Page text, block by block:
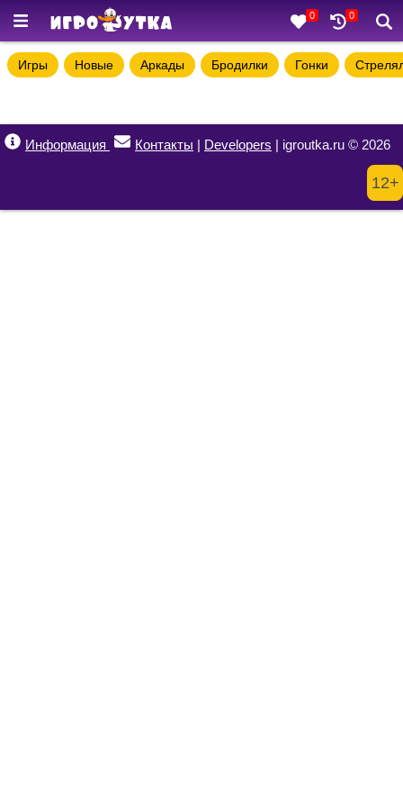
0 0
Игры Новые Аркады Бродилки Гонки
Информация Контакты | Developers | igroutka.ru © 2026
12+